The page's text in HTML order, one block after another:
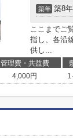
築年 築8年
ここまでご
指し、各沿
供し...
管理費・共益費
4,000円 1